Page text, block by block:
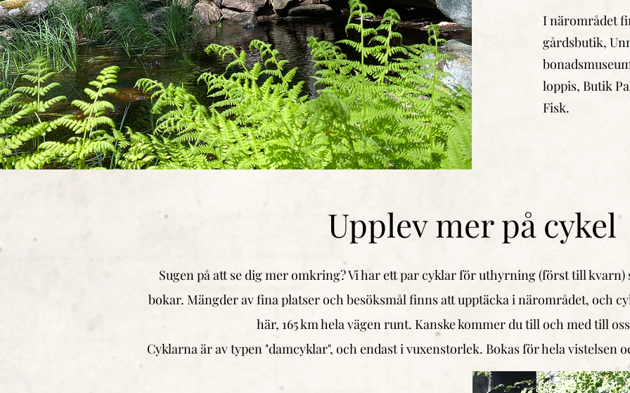
I närområdet
gårdsbutik,
loppis, Butik
Fisk.
Upplev mer på cykel
Sugen på att se dig mer omkring? Vi har ett par cyklar för uthyrning (först till kvarn)
bokar. Mängder av fina platser och besöksmål finns att upptäcka i närområdet, och
här, 165 km hela vägen runt. Kanske kommer du till och med till
Cyklarna är av typen "damcyklar", och endast i vuxenstorlek. Bokas för hela vistelsen